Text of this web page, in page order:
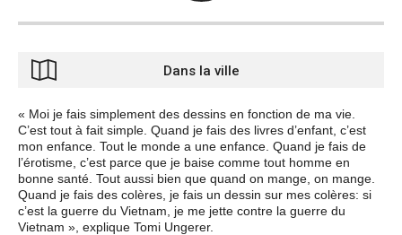
Dans la ville
« Moi je fais simplement des dessins en fonction de ma vie.
C’est tout à fait simple. Quand je fais des livres d’enfant, c’est
mon enfance. Tout le monde a une enfance. Quand je fais de
l’érotisme, c’est parce que je baise comme tout homme en
bonne santé. Tout aussi bien que quand on mange, on mange.
Quand je fais des colères, je fais un dessin sur mes colères: si
c’est la guerre du Vietnam, je me jette contre la guerre du
Vietnam », explique Tomi Ungerer.